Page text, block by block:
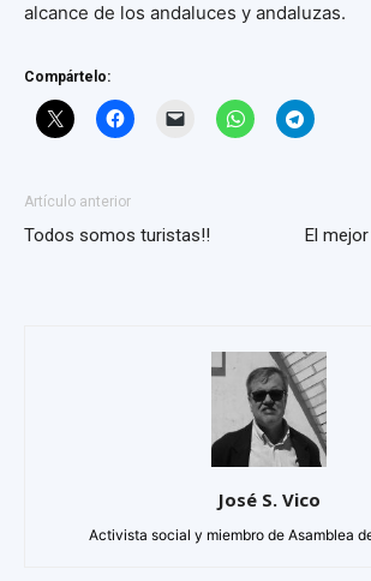
alcance de los andaluces y andaluzas.
Compártelo:
Artículo anterior
Todos somos turistas!!
El
José S. Vico
Activista social y miembro de Asamblea